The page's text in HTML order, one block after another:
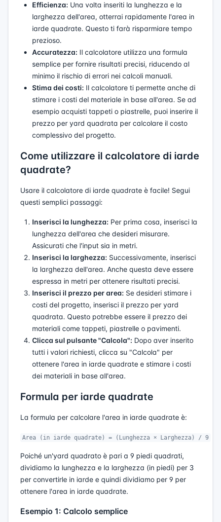
Efficienza: Una volta inseriti la lunghezza e la
larghezza dell'area, otterrai rapidamente l'area in
iarde quadrate. Questo ti farà risparmiare tempo
prezioso.
Accuratezza: Il calcolatore utilizza una formula
semplice per fornire risultati precisi, riducendo al
minimo il rischio di errori nei calcoli manuali.
Stima dei costi: Il calcolatore ti permette anche di
stimare i costi del materiale in base all'area. Se ad
esempio acquisti tappeti o piastrelle, puoi inserire il
prezzo per yard quadrata per calcolare il costo
complessivo del progetto.
Come utilizzare il calcolatore di iarde
quadrate?
Usare il calcolatore di iarde quadrate è facile! Segui
questi semplici passaggi:
Inserisci la lunghezza: Per prima cosa, inserisci la
lunghezza dell'area che desideri misurare.
Assicurati che l'input sia in metri.
Inserisci la larghezza: Successivamente, inserisci
la larghezza dell'area. Anche questa deve essere
espressa in metri per ottenere risultati precisi.
Inserisci il prezzo per area: Se desideri stimare i
costi del progetto, inserisci il prezzo per yard
quadrata. Questo potrebbe essere il prezzo dei
materiali come tappeti, piastrelle o pavimenti.
Clicca sul pulsante "Calcola": Dopo aver inserito
tutti i valori richiesti, clicca su "Calcola" per
ottenere l'area in iarde quadrate e stimare i costi
dei materiali in base all'area.
Formula per iarde quadrate
La formula per calcolare l'area in iarde quadrate è:
Area (in iarde quadrate) = (Lunghezza × Larghezza) / 9
Poiché un'yard quadrato è pari a 9 piedi quadrati,
dividiamo la lunghezza e la larghezza (in piedi) per 3
per convertirle in iarde e quindi dividiamo per 9 per
ottenere l'area in iarde quadrate.
Esempio 1: Calcolo semplice